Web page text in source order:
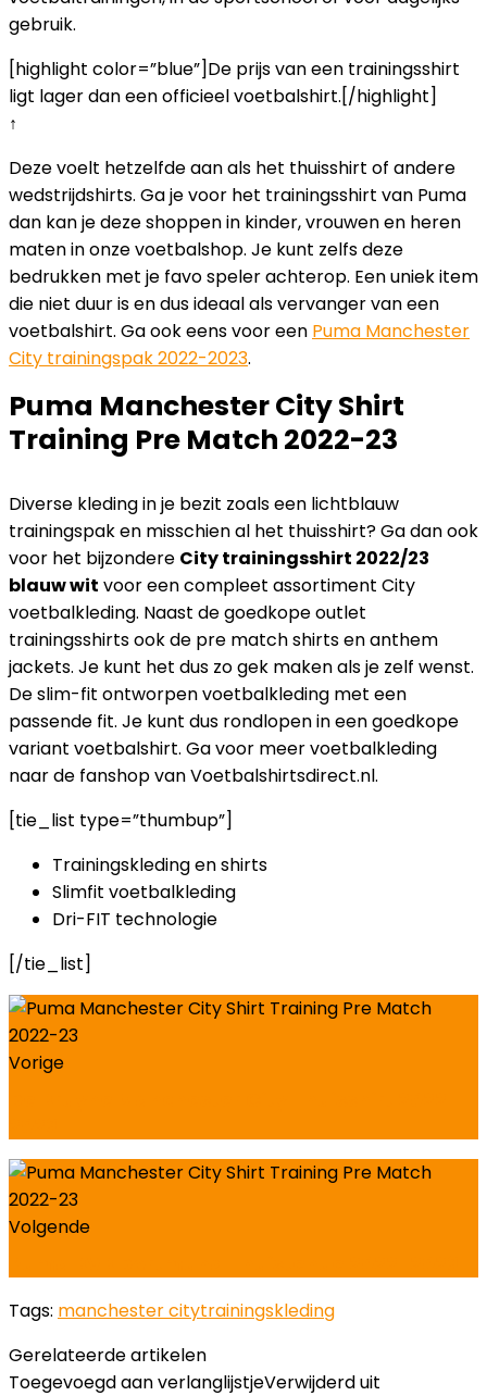
gebruik.
[highlight color=”blue”]De prijs van een trainingsshirt
ligt lager dan een officieel voetbalshirt.[/highlight]
↑
Deze voelt hetzelfde aan als het thuisshirt of andere
wedstrijdshirts. Ga je voor het trainingsshirt van Puma
dan kan je deze shoppen in kinder, vrouwen en heren
maten in onze voetbalshop. Je kunt zelfs deze
bedrukken met je favo speler achterop. Een uniek item
die niet duur is en dus ideaal als vervanger van een
voetbalshirt. Ga ook eens voor een Puma Manchester
City trainingspak 2022-2023.
Puma Manchester City Shirt
Training Pre Match 2022-23
Diverse kleding in je bezit zoals een lichtblauw
trainingspak en misschien al het thuisshirt? Ga dan ook
voor het bijzondere City trainingsshirt 2022/23
blauw wit voor een compleet assortiment City
voetbalkleding. Naast de goedkope outlet
trainingsshirts ook de pre match shirts en anthem
jackets. Je kunt het dus zo gek maken als je zelf wenst.
De slim-fit ontworpen voetbalkleding met een
passende fit. Je kunt dus rondlopen in een goedkope
variant voetbalshirt. Ga voor meer voetbalkleding
naar de fanshop van Voetbalshirtsdirect.nl.
[tie_list type=”thumbup”]
Trainingskleding en shirts
Slimfit voetbalkleding
Dri-FIT technologie
[/tie_list]
Vorige
Volgende
Tags: manchester citytrainingskleding
Gerelateerde artikelen
Toegevoegd aan verlanglijstjeVerwijderd uit